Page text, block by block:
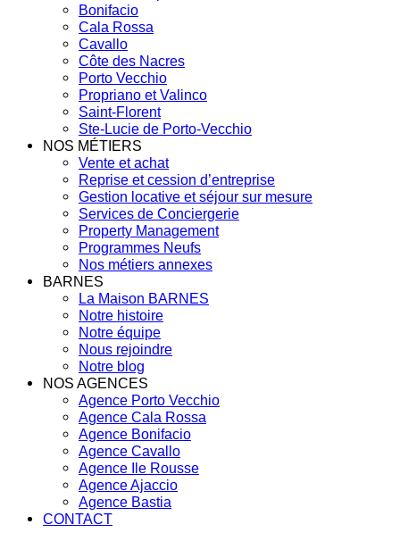
Bonifacio
Cala Rossa
Cavallo
Côte des Nacres
Porto Vecchio
Propriano et Valinco
Saint-Florent
Ste-Lucie de Porto-Vecchio
NOS MÉTIERS
Vente et achat
Reprise et cession d’entreprise
Gestion locative et séjour sur mesure
Services de Conciergerie
Property Management
Programmes Neufs
Nos métiers annexes
BARNES
La Maison BARNES
Notre histoire
Notre équipe
Nous rejoindre
Notre blog
NOS AGENCES
Agence Porto Vecchio
Agence Cala Rossa
Agence Bonifacio
Agence Cavallo
Agence Ile Rousse
Agence Ajaccio
Agence Bastia
CONTACT